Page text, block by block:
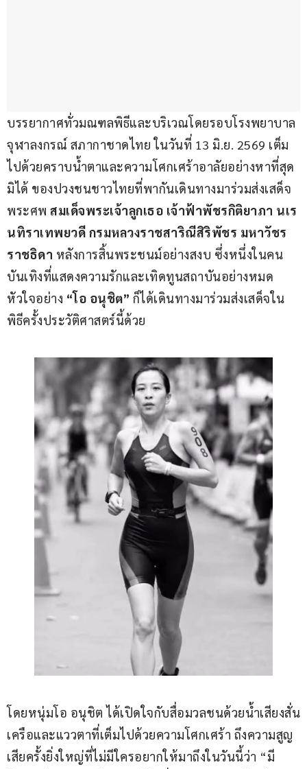
บรรยากาศทั่วมณฑลพิธีและบริเวณโดยรอบโรงพยาบาล
จุฬาลงกรณ์ สภากาชาดไทย ในวันที่ 13 มิ.ย. 2569 เต็ม
ไปด้วยคราบน้ำตาและความโศกเศร้าอาลัยอย่างหาที่สุด
มิได้ ของปวงชนชาวไทยที่พากันเดินทางมาร่วมส่งเสด็จ
พระศพ สมเด็จพระเจ้าลูกเธอ เจ้าฟ้าพัชรกิติยาภา นเร
นทิราเทพยวดี กรมหลวงราชสาริณีสิริพัชร มหาวัชร
ราชธิดา หลังการสิ้นพระชนม์อย่างสงบ ซึ่งหนึ่งในคน
บันเทิงที่แสดงความรักและเทิดทูนสถาบันอย่างหมด
หัวใจอย่าง “โอ อนุชิต” ก็ได้เดินทางมาร่วมส่งเสด็จใน
พิธีครั้งประวัติศาสตร์นี้ด้วย
โดยหนุ่มโอ อนุชิต ได้เปิดใจกับสื่อมวลชนด้วยน้ำเสียงสั่น
เครือและแววตาที่เต็มไปด้วยความโศกเศร้า ถึงความสูญ
เสียครั้งยิ่งใหญ่ที่ไม่มีใครอยากให้มาถึงในวันนี้ว่า “มี